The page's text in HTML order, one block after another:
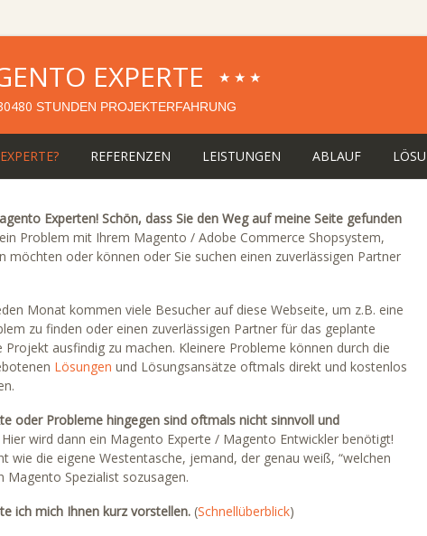
EXPERTE ★★★
STUNDEN PROJEKTERFAHRUNG
REFERENZEN LEISTUNGEN ABLAUF
Experten! Schön, dass Sie den Weg auf meine Seite gefunden
Problem mit Ihrem Magento / Adobe Commerce Shopsystem,
möchten oder können oder Sie suchen einen zuverlässigen Partner
Monat kommen viele Besucher auf diese Webseite, um z.B. eine
zu finden oder einen zuverlässigen Partner für das geplante
ausfindig zu machen. Kleinere Probleme können durch die
Lösungen und Lösungsansätze oftmals direkt und kostenlos
oder Probleme hingegen sind oftmals nicht sinnvoll und
Hier wird dann ein Magento Experte / Magento Entwickler benötigt!
wie die eigene Westentasche, jemand, der genau weiß, “welchen
Magento Spezialist sozusagen.
ich mich Ihnen kurz vorstellen. (Schnellüberblick)